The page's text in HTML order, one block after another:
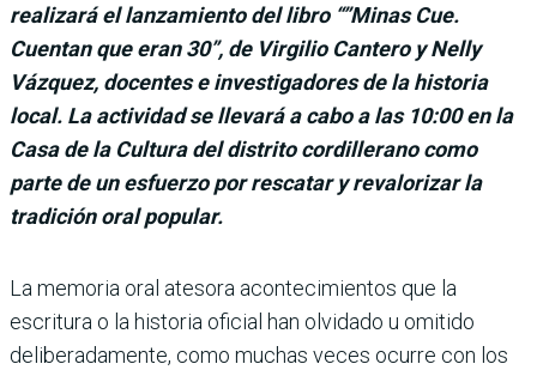
realizará el lanzamiento del libro “”Minas Cue.
Cuentan que eran 30”, de Virgilio Cantero y Nelly
Vázquez, docentes e investigadores de la historia
local. La actividad se llevará a cabo a las 10:00 en la
Casa de la Cultura del distrito cordillerano como
parte de un esfuerzo por rescatar y revalorizar la
tradición oral popular.
La memoria oral atesora acontecimientos que la
escritura o la historia oficial han olvidado u omitido
deliberadamente, como muchas veces ocurre con los